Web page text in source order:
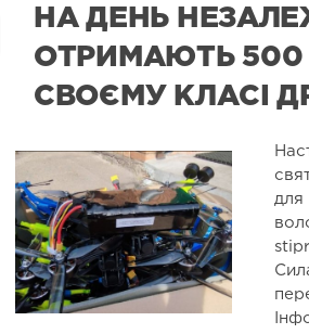
НА ДЕНЬ
ОТРИМАЮТЬ
СВОЄМУ КЛАСІ
для